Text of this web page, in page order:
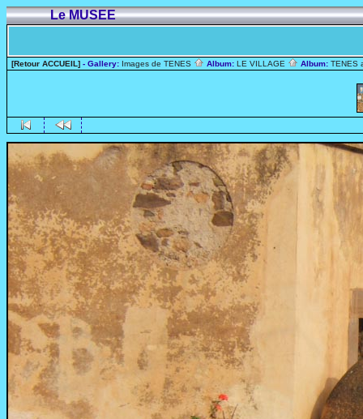
Le MUSEE
[Retour ACCUEIL] - Gallery: Images de TENES Album: LE VILLAGE Album: TENES